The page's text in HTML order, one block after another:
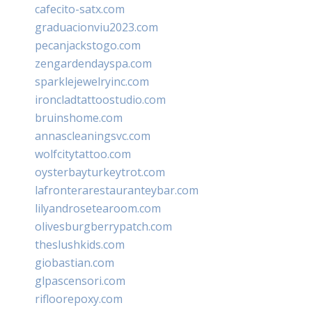
cafecito-satx.com
graduacionviu2023.com
pecanjackstogo.com
zengardendayspa.com
sparklejewelryinc.com
ironcladtattoostudio.com
bruinshome.com
annascleaningsvc.com
wolfcitytattoo.com
oysterbayturkeytrot.com
lafronterarestauranteybar.com
lilyandrosetearoom.com
olivesburgberrypatch.com
theslushkids.com
giobastian.com
glpascensori.com
rifloorepoxy.com